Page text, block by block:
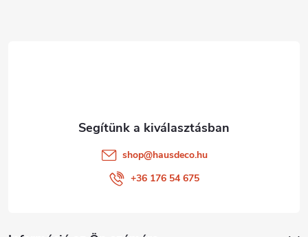
shop@hausdeco.hu
+36 176 54 675